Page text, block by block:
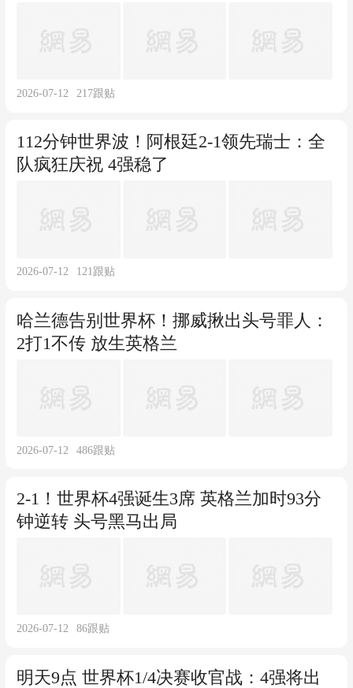
2026-07-12 217跟贴
112分钟世界波！阿根廷2-1领先瑞士：全
队疯狂庆祝 4强稳了
2026-07-12 121跟贴
哈兰德告别世界杯！挪威揪出头号罪人：
2打1不传 放生英格兰
2026-07-12 486跟贴
2-1！世界杯4强诞生3席 英格兰加时93分
钟逆转 头号黑马出局
2026-07-12 86跟贴
明天9点 世界杯1/4决赛收官战：4强将出